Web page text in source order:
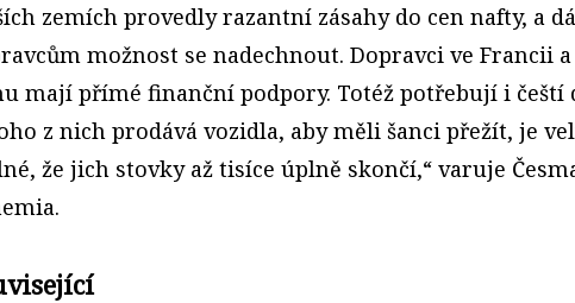
zemích provedly razantní zásahy do cen nafty, a
možnost se nadechnout. Dopravci ve Francii
mají přímé finanční podpory. Totéž potřebují i čeští
z nich prodává vozidla, aby měli šanci přežít, je
že jich stovky až tisíce úplně skončí,“ varuje